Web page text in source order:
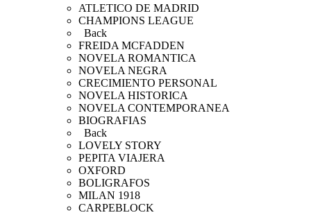
ATLETICO DE MADRID
CHAMPIONS LEAGUE
Back
FREIDA MCFADDEN
NOVELA ROMANTICA
NOVELA NEGRA
CRECIMIENTO PERSONAL
NOVELA HISTORICA
NOVELA CONTEMPORANEA
BIOGRAFIAS
Back
LOVELY STORY
PEPITA VIAJERA
OXFORD
BOLIGRAFOS
MILAN 1918
CARPEBLOCK